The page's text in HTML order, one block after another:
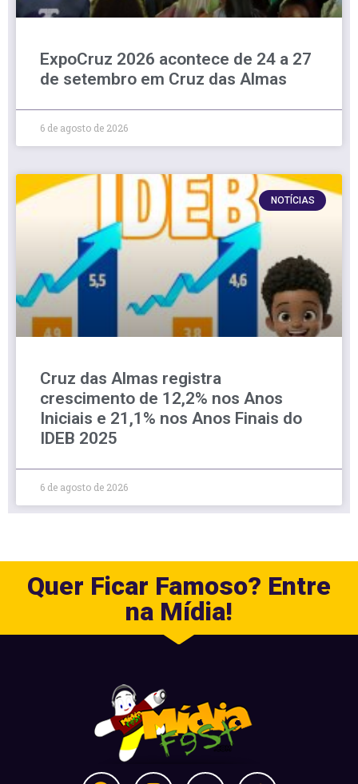
ExpoCruz 2026 acontece de 24 a 27
de setembro em Cruz das Almas
6 de agosto de 2026
NOTÍCIAS
Cruz das Almas registra
crescimento de 12,2% nos Anos
Iniciais e 21,1% nos Anos Finais do
IDEB 2025
6 de agosto de 2026
Quer Ficar Famoso? Entre
na Mídia!